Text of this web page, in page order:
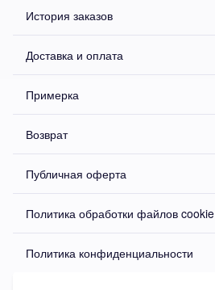
История заказов
Доставка и оплата
Примерка
Возврат
Публичная оферта
Политика обработки файлов cookie
Политика конфиденциальности